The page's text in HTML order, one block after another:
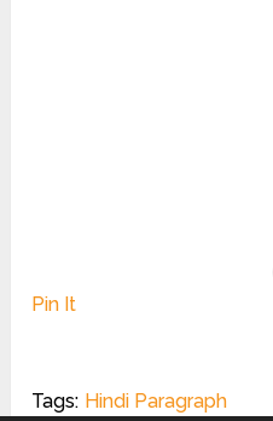
Pin It
Tags: Hindi Paragraph